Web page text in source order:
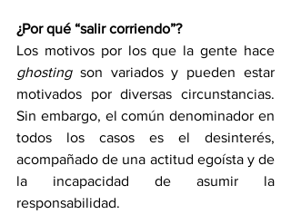
¿Por qué “salir corriendo”?
ghosting son variados y pueden estar
motivados por diversas circunstancias.
Sin embargo, el común denominador en
todos los casos es el desinterés,
acompañado de una actitud egoísta y de
la incapacidad de asumir la
responsabilidad.